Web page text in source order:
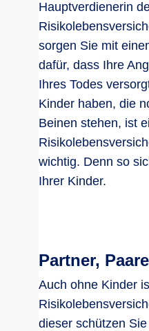
Hauptverdienerin
sorgen Sie mit
dafür, dass Ihre
Ihres Todes
Kinder haben, die
Beinen stehen, ist
wichtig. Denn so
Ihrer Kinder.
Partner,
Auch ohne Kinder
dieser schützen